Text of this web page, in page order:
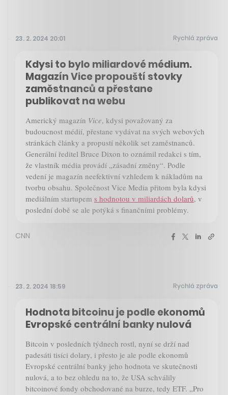
23. 2. 2024 20:01 Rychlá zpráva
Kdysi to bylo miliardové médium.
Magazín Vice propouští stovky
zaměstnanců a přestane
publikovat na webu
Americký magazín Vice, kdysi považovaný za
budoucnost médií, přestane vydávat na svých webových
stránkách články a propustí několik set zaměstnanců.
Generální ředitel Bruce Dixon to oznámil redakci s tím,
že vlastník média provádí „zásadní změny“. Podle
vedení je magazín neefektivní vzhledem k nákladům na
tvorbu obsahu. Společnost Vice Media přitom byla kdysi
mediálním startupem s hodnotou v miliardách dolarů, v
poslední době se ale potýká s finančními problémy.
CNN
23. 2. 2024 18:59 Rychlá zpráva
Hodnota bitcoinu je podle ekonomů
Evropské centrální banky nulová
Bitcoin v posledních týdnech rostl, nyní se drží nad
padesáti tisíci dolary, i přesto je ale podle ekonomů
Evropské centrální banky jeho hodnota ve skutečnosti
nulová, a to bez ohledu na to, že USA schválily
bitcoinové fondy obchodované na burze, tedy ETF. „Pro